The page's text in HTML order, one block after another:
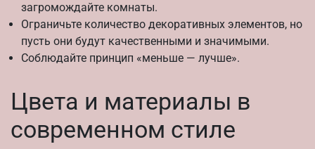
загромождайте комнаты.
Ограничьте количество декоративных элементов, но
пусть они будут качественными и значимыми.
Соблюдайте принцип «меньше — лучше».
Цвета и материалы в
современном стиле